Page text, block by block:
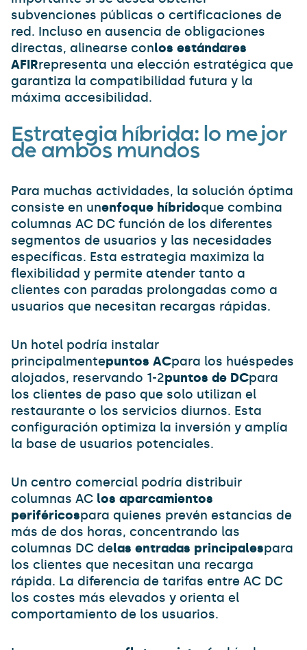
subvenciones públicas o certificaciones de
red. Incluso en ausencia de obligaciones
directas, alinearse conlos estándares
AFIRrepresenta una elección estratégica que
garantiza la compatibilidad futura y la
máxima accesibilidad.
Estrategia híbrida: lo mejor
de ambos mundos
Para muchas actividades, la solución óptima
consiste en unenfoque híbridoque combina
columnas AC DC función de los diferentes
segmentos de usuarios y las necesidades
específicas. Esta estrategia maximiza la
flexibilidad y permite atender tanto a
clientes con paradas prolongadas como a
usuarios que necesitan recargas rápidas.
Un hotel podría instalar
principalmentepuntos ACpara los huéspedes
alojados, reservando 1-2puntos de DCpara
los clientes de paso que solo utilizan el
restaurante o los servicios diurnos. Esta
configuración optimiza la inversión y amplía
la base de usuarios potenciales.
Un centro comercial podría distribuir
columnas AC los aparcamientos
periféricospara quienes prevén estancias de
más de dos horas, concentrando las
columnas DC delas entradas principalespara
los clientes que necesitan una recarga
rápida. La diferencia de tarifas entre AC DC
los costes más elevados y orienta el
comportamiento de los usuarios.